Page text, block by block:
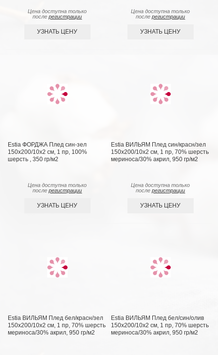
Цена доступна только
послерегистрации
УЗНАТЬ ЦЕНУ
Цена доступна только
послерегистрации
УЗНАТЬ ЦЕНУ
Estia ФОРДЖА Плед син-зел
150х200/10х2 см, 1 пр, 100%
шерсть , 350 гр/м2
Цена доступна только
послерегистрации
УЗНАТЬ ЦЕНУ
Estia ВИЛЬЯМ Плед син/красн/зел
150х200/10х2 см, 1 пр, 70% шерсть
мериноса/30% акрил, 950 гр/м2
Цена доступна только
послерегистрации
УЗНАТЬ ЦЕНУ
Estia ВИЛЬЯМ Плед бел/красн/зел
150х200/10х2 см, 1 пр, 70% шерсть
мериноса/30% акрил, 950 гр/м2
Estia ВИЛЬЯМ Плед бел/син/олив
150х200/10х2 см, 1 пр, 70% шерсть
мериноса/30% акрил, 950 гр/м2